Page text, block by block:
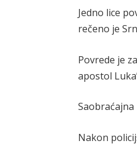
Jedno lice
rečeno je
Povrede je
apostol
Nakon